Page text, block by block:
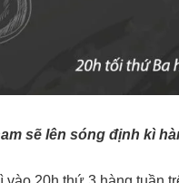
sẽ lên sóng định kì